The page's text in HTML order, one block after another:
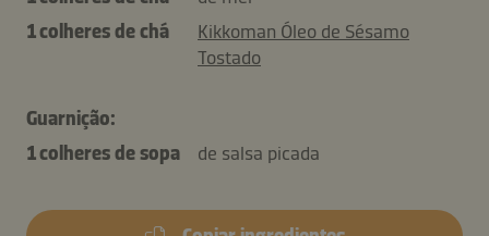
1 colheres de chá
Kikkoman Óleo de Sésamo
Tostado
Guarnição:
1 colheres de sopa
de salsa picada